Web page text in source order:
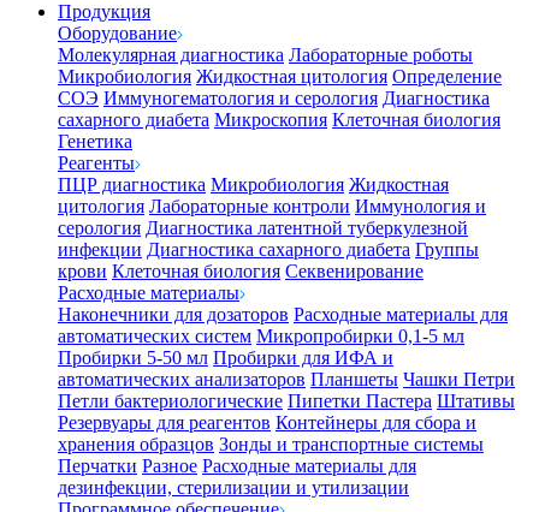
Продукция
Оборудование
Молекулярная диагностика Лабораторные роботы
Микробиология Жидкостная цитология Определение
СОЭ Иммуногематология и серология Диагностика
сахарного диабета Микроскопия Клеточная биология
Генетика
Реагенты
ПЦР диагностика Микробиология Жидкостная
цитология Лабораторные контроли Иммунология и
серология Диагностика латентной туберкулезной
инфекции Диагностика сахарного диабета Группы
крови Клеточная биология Секвенирование
Расходные материалы
Наконечники для дозаторов Расходные материалы для
автоматических систем Микропробирки 0,1-5 мл
Пробирки 5-50 мл Пробирки для ИФА и
автоматических анализаторов Планшеты Чашки Петри
Петли бактериологические Пипетки Пастера Штативы
Резервуары для реагентов Контейнеры для сбора и
хранения образцов Зонды и транспортные системы
Перчатки Разное Расходные материалы для
дезинфекции, стерилизации и утилизации